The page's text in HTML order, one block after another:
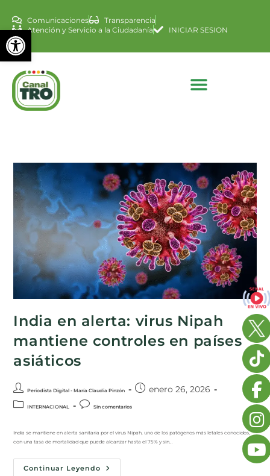
Abrir barra de
Comunicaciones
Transparencia
Atención y Servicio a la Ciudadanía
INICIAR SESION
India en alerta: virus Nipah
mantiene controles en países
asiáticos
Periodista Digital - María Claudia Pinzón enero 26, 2026
INTERNACIONAL Sin comentarios
India se mantiene en alerta sanitaria por el virus Nipah, uno de los patógenos más letales conocidos,
con una tasa de mortalidad que puede alcanzar hasta el 75% y sin…
Continuar Leyendo